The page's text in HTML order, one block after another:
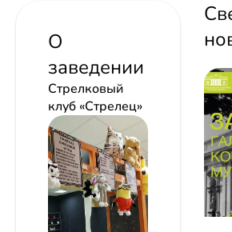
О
заведении
Стрелковый
клуб «Стрелец»